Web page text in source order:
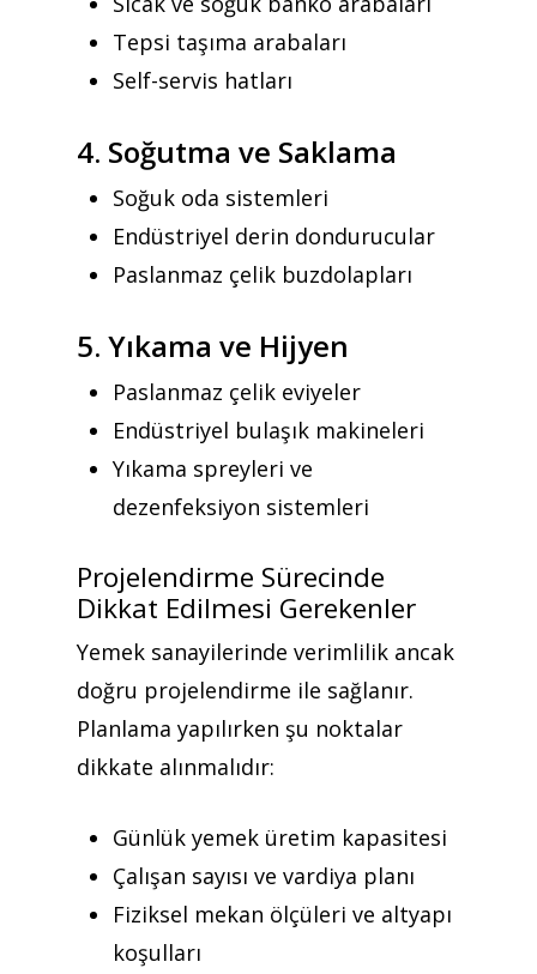
Tepsi taşıma arabaları
Self-servis hatları
4. Soğutma ve Saklama
Soğuk oda sistemleri
Endüstriyel derin dondurucular
Paslanmaz çelik buzdolapları
5. Yıkama ve Hijyen
Paslanmaz çelik eviyeler
Endüstriyel bulaşık makineleri
Yıkama spreyleri ve
dezenfeksiyon sistemleri
Projelendirme Sürecinde
Dikkat Edilmesi Gerekenler
Yemek sanayilerinde verimlilik ancak
doğru projelendirme ile sağlanır.
Planlama yapılırken şu noktalar
dikkate alınmalıdır:
Günlük yemek üretim kapasitesi
Çalışan sayısı ve vardiya planı
Fiziksel mekan ölçüleri ve altyapı
koşulları
Teklif almak için tıklayın
Kurumsal
Referanslar
İletişim
Mattaş Medikal